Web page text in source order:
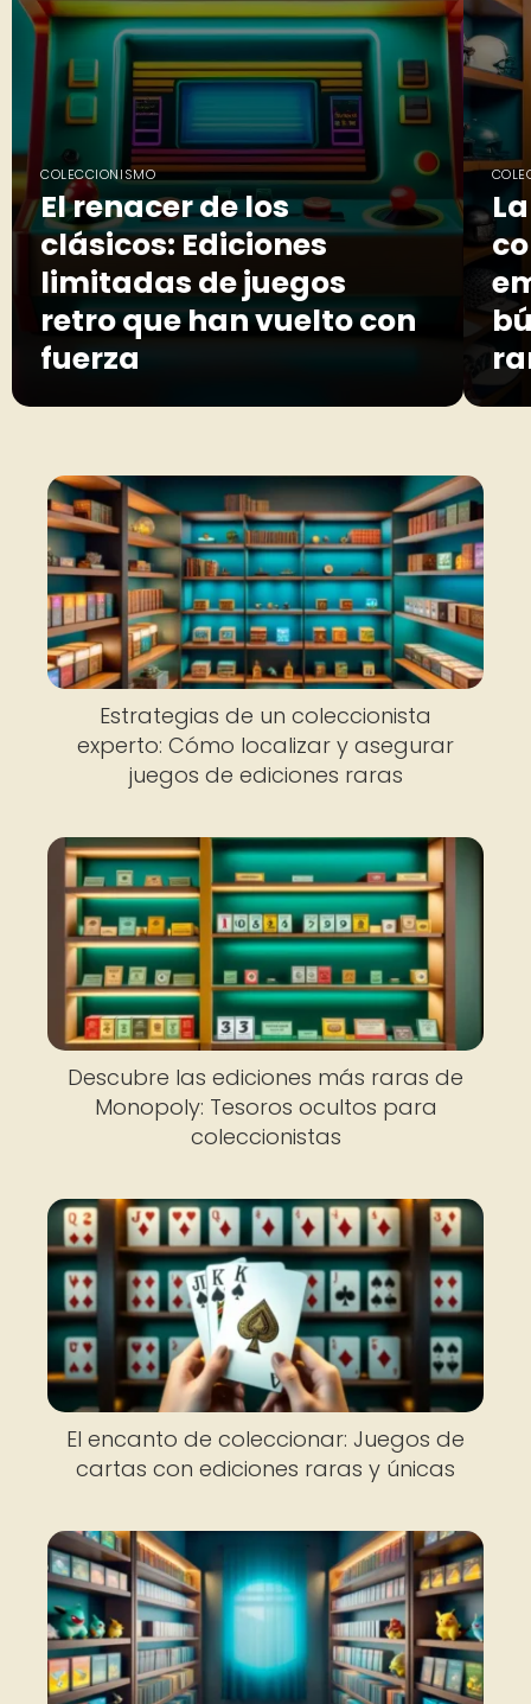
COLECCIONISMO
El renacer de los
clásicos: Ediciones
limitadas de juegos
retro que han vuelto con
fuerza
Estrategias de un coleccionista
experto: Cómo localizar y asegurar
juegos de ediciones raras
Descubre las ediciones más raras de
Monopoly: Tesoros ocultos para
coleccionistas
El encanto de coleccionar: Juegos de
cartas con ediciones raras y únicas